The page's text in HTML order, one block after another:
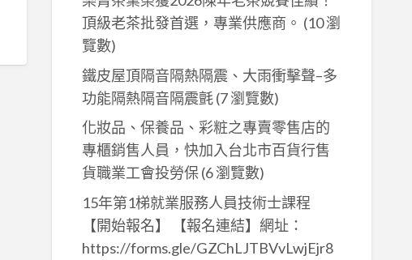
頂級老茶批發首選，專業供應商。 (10 瀏
覽數)
鐵皮屋頂隔音隔熱隔震、大雨衝擊聲–多
功能隔熱隔音隔震氈(7 瀏覽數)
化妝品、保養品、彩粧之專賣零售店的
專櫃銷售人員，快加入台北市百貨行售
貨職業工會投勞保(6 瀏覽數)
15年第1梯就業服務人員技術士課程
【開始報名】 【報名連結】網址：
https://forms.gle/GZChLJTBVvLwjEjr8